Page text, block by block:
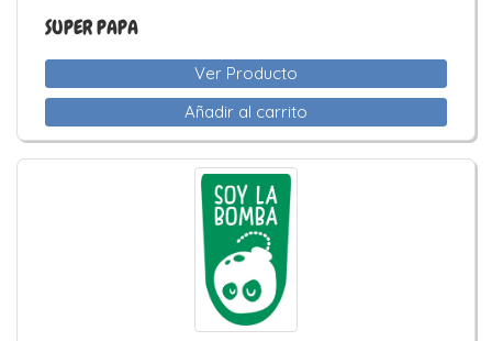
SUPER PAPA
Ver Producto
Añadir al carrito